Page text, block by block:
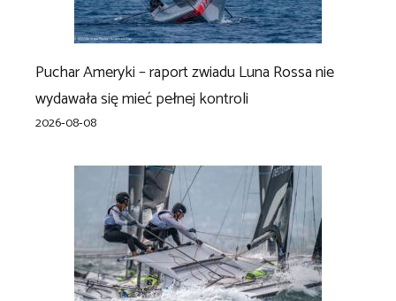
Puchar Ameryki – raport zwiadu Luna Rossa nie
wydawała się mieć pełnej kontroli
2026-08-08